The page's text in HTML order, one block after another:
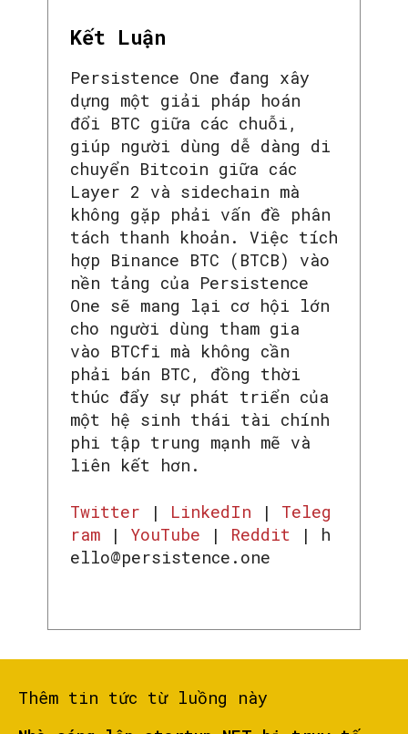
Kết Luận
Persistence One đang xây
dựng một giải pháp hoán
đổi BTC giữa các chuỗi,
giúp người dùng dễ dàng di
chuyển Bitcoin giữa các
Layer 2 và sidechain mà
không gặp phải vấn đề phân
tách thanh khoản. Việc tích
hợp Binance BTC (BTCB) vào
nền tảng của Persistence
One sẽ mang lại cơ hội lớn
cho người dùng tham gia
vào BTCfi mà không cần
phải bán BTC, đồng thời
thúc đẩy sự phát triển của
một hệ sinh thái tài chính
phi tập trung mạnh mẽ và
liên kết hơn.
Twitter | LinkedIn |
Teleg
ram | YouTube | Reddit | h
ello@persistence.one
Thêm tin tức từ luồng này